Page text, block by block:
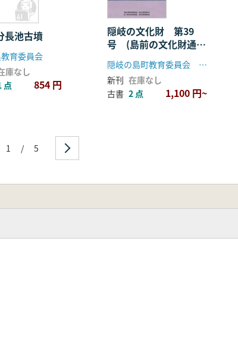
長池古墳
育委員会
庫なし
点 854 円
隠岐の文化財 第39
号 (島前の文化財通巻
第51号)
隠岐の島町教育委員会 ほか
新刊 在庫なし
古書 2 点 1,100 円~
1 / 5